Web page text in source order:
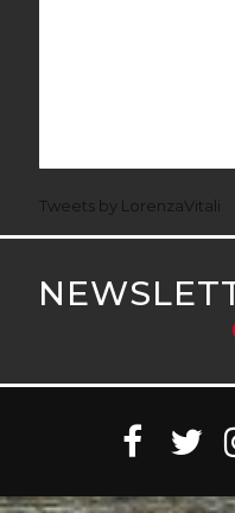
Tweets by LorenzaVitali